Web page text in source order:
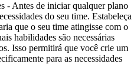
- Antes de iniciar qualquer plano
do seu time. Estabeleça
que o seu time atingisse com o
habilidades são necessárias
Isso permitirá que você crie um
para as necessidades